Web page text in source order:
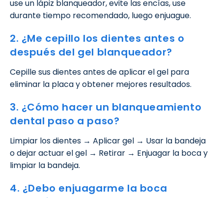
use un lápiz blanqueador, evite las encías, use
durante tiempo recomendado, luego enjuague.
2. ¿Me cepillo los dientes antes o
después del gel blanqueador?
Cepille sus dientes antes de aplicar el gel para
eliminar la placa y obtener mejores resultados.
3. ¿Cómo hacer un blanqueamiento
dental paso a paso?
Limpiar los dientes → Aplicar gel → Usar la bandeja
o dejar actuar el gel → Retirar → Enjuagar la boca y
limpiar la bandeja.
4. ¿Debo enjuagarme la boca